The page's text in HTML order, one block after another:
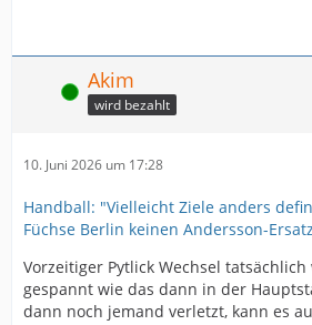
Online Akim
wird bezahlt
10. Juni 2026 um 17:28
Handball: "Vielleicht Ziele anders
Füchse Berlin keinen Andersson-
Vorzeitiger Pytlick Wechsel
gespannt wie das dann in der
dann noch jemand verletzt, kann es